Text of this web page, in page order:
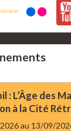
: L’Âge des
à la Cité
au 13/09/